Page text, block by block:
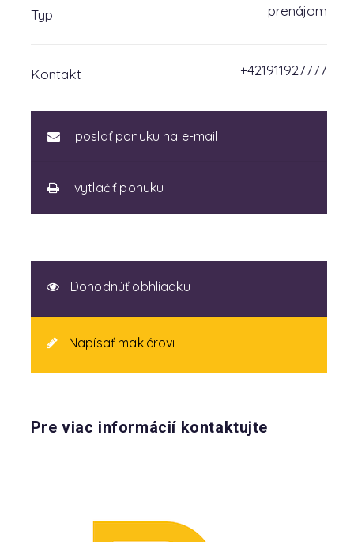
Typ prenájom
Kontakt +421911927777
poslať ponuku na e-mail
vytlačiť ponuku
Dohodnúť obhliadku
Napísať maklérovi
Pre viac informácií kontaktujte